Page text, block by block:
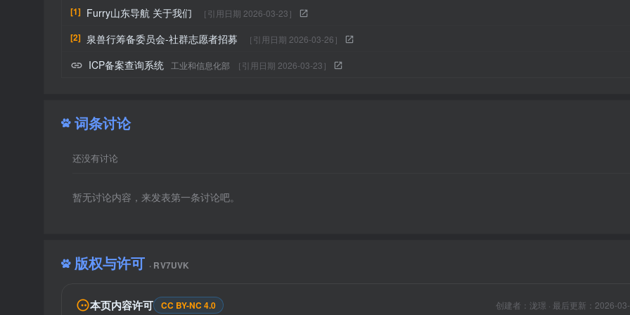
[1] Furry山东导航 关于我们 ［引用日期 2026-03-23］
[2] 泉兽行筹备委员会-社群志愿者招募 ［引用日期 2026-03-26］
ICP备案查询系统 工业和信息化部 ［引用日期 2026-03-23］
词条讨论
还没有讨论
暂无讨论内容，来发表第一条讨论吧。
版权与许可 · RV7UVK
本页内容许可 CC BY-NC 4.0 创建者： 泷璟 · 最后更新： 2026-